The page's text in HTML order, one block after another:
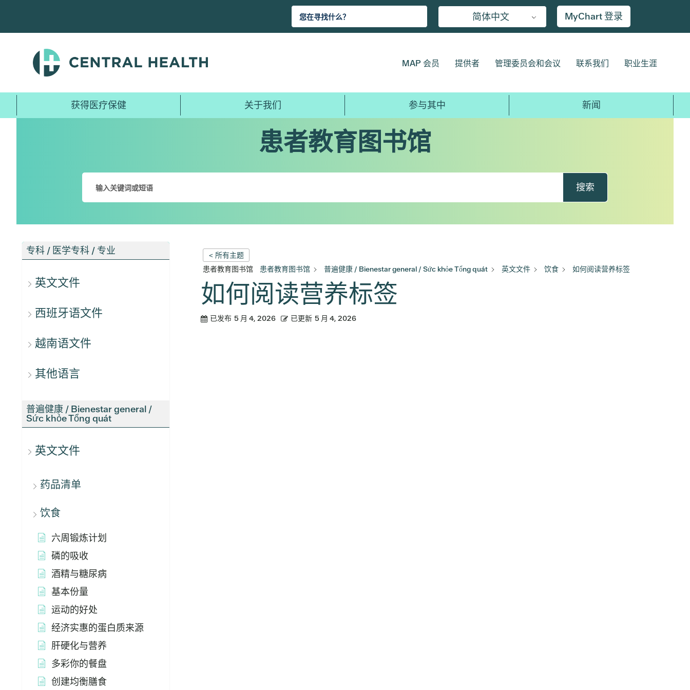
主
简体中文 MyChart 登录
MAP 会员 提供者 管理委员会和会议 联系我们 职业生涯
获得医疗保健 关于我们 参与其中 新闻
患者教育图书馆
搜索
专科 / 医学专科 / 专业
英文文件
西班牙语文件
越南语文件
其他语言
普遍健康 / Bienestar general /
Sức khỏe Tổng quát
英文文件
药品清单
饮食
六周锻炼计划
磷的吸收
酒精与糖尿病
基本份量
运动的好处
经济实惠的蛋白质来源
肝硬化与营养
多彩你的餐盘
创建均衡膳食
< 所有主题
患者教育图书馆
患者教育图书馆 普遍健康 / Bienestar general / Sức khỏe Tổng quát 英文文件 饮食 如何阅读营养标签
如何阅读营养标签
已发布 5 月 4, 2026 已更新 5 月 4, 2026